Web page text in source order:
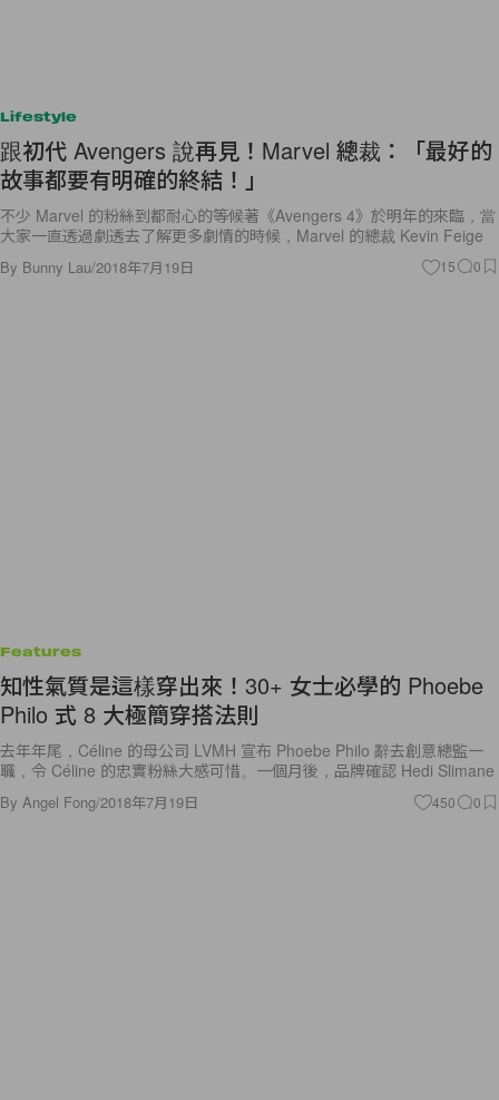
Lifestyle
跟初代 Avengers 說再見！Marvel 總裁：「最好的
故事都要有明確的終結！」
不少 Marvel 的粉絲到都耐心的等候著《Avengers 4》於明年的來臨，當
大家一直透過劇透去了解更多劇情的時候，Marvel 的總裁 Kevin Feige
By Bunny Lau/2018年7月19日 15 0
Features
知性氣質是這樣穿出來！30+ 女士必學的 Phoebe
Philo 式 8 大極簡穿搭法則
去年年尾，Céline 的母公司 LVMH 宣布 Phoebe Philo 辭去創意總監一
職，令 Céline 的忠實粉絲大感可惜。一個月後，品牌確認 Hedi Slimane
By Angel Fong/2018年7月19日 450 0